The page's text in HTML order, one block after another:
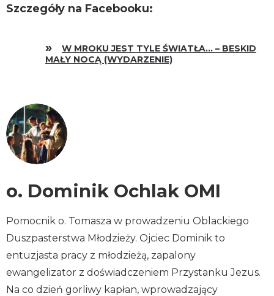
Szczegóły na Facebooku:
W MROKU JEST TYLE ŚWIATŁA… – BESKID
MAŁY NOCĄ (WYDARZENIE)
o. Dominik Ochlak OMI
Pomocnik o. Tomasza w prowadzeniu Oblackiego
Duszpasterstwa Młodzieży. Ojciec Dominik to
entuzjasta pracy z młodzieżą, zapalony
ewangelizator z doświadczeniem Przystanku Jezus.
Na co dzień gorliwy kapłan, wprowadzający